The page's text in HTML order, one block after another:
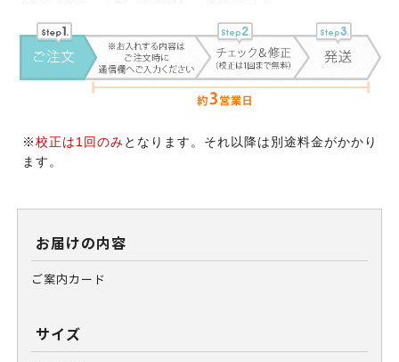
※校正は1回のみとなります。それ以降は別途料金がかかり
ます。
お届けの内容
ご案内カード
サイズ